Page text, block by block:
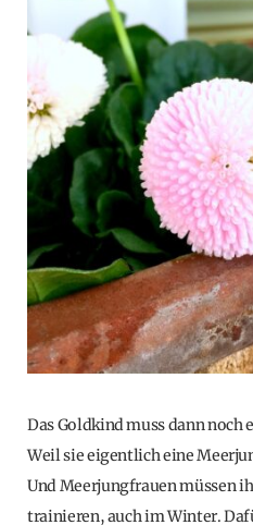
Das Goldkind muss dann noch
Weil sie eigentlich eine
Und Meerjungfrauen müssen
trainieren, auch im Winter.